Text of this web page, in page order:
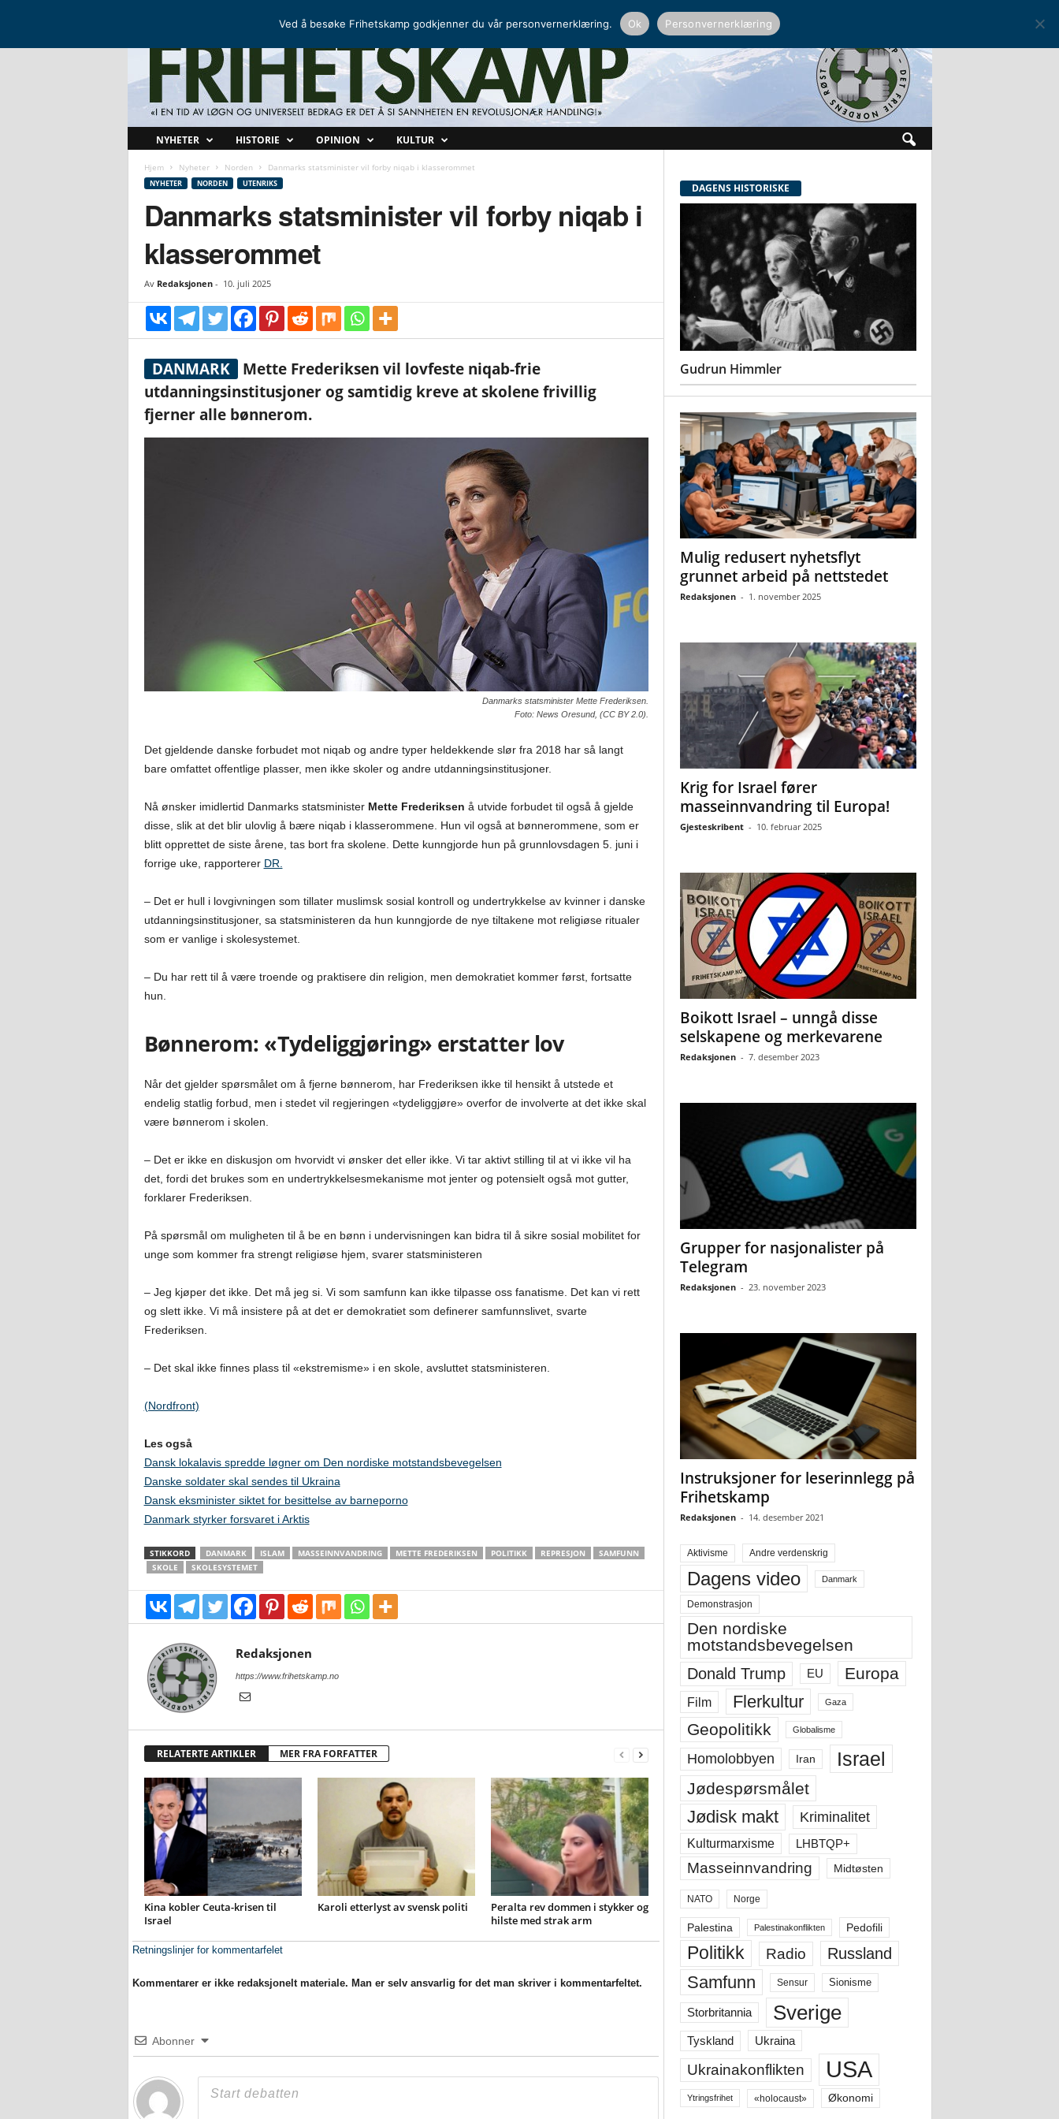
r
p
NYHETER HISTORIE OPINION KULTUR
Hjem Nyheter Norden Danmarks statsminister vil forby niqab i klasserommet
NYHETER NORDEN UTENRIKS
Danmarks statsminister vil forby niqab i
klasserommet
Av Redaksjonen- 10. juli 2025
DANMARK
Mette Frederiksen vil lovfeste niqab-frie
utdanningsinstitusjoner og samtidig kreve at skolene frivillig
fjerner alle bønnerom.
Danmarks statsminister Mette Frederiksen.
Foto: News Oresund, (CC BY 2.0).
Det gjeldende danske forbudet mot niqab og andre typer heldekkende slør fra 2018 har så langt
bare omfattet offentlige plasser, men ikke skoler og andre utdanningsinstitusjoner.
Nå ønsker imidlertid Danmarks statsminister Mette Frederiksen å utvide forbudet til også å gjelde
disse, slik at det blir ulovlig å bære niqab i klasserommene. Hun vil også at bønnerommene, som er
blitt opprettet de siste årene, tas bort fra skolene. Dette kunngjorde hun på grunnlovsdagen 5. juni i
forrige uke, rapporterer DR.
– Det er hull i lovgivningen som tillater muslimsk sosial kontroll og undertrykkelse av kvinner i danske
utdanningsinstitusjoner, sa statsministeren da hun kunngjorde de nye tiltakene mot religiøse ritualer
som er vanlige i skolesystemet.
– Du har rett til å være troende og praktisere din religion, men demokratiet kommer først, fortsatte
hun.
Bønnerom: «Tydeliggjøring» erstatter lov
Når det gjelder spørsmålet om å fjerne bønnerom, har Frederiksen ikke til hensikt å utstede et
endelig statlig forbud, men i stedet vil regjeringen «tydeliggjøre» overfor de involverte at det ikke skal
være bønnerom i skolen.
– Det er ikke en diskusjon om hvorvidt vi ønsker det eller ikke. Vi tar aktivt stilling til at vi ikke vil ha
det, fordi det brukes som en undertrykkelsesmekanisme mot jenter og potensielt også mot gutter,
forklarer Frederiksen.
På spørsmål om muligheten til å be en bønn i undervisningen kan bidra til å sikre sosial mobilitet for
unge som kommer fra strengt religiøse hjem, svarer statsministeren
– Jeg kjøper det ikke. Det må jeg si. Vi som samfunn kan ikke tilpasse oss fanatisme. Det kan vi rett
og slett ikke. Vi må insistere på at det er demokratiet som definerer samfunnslivet, svarte
Frederiksen.
– Det skal ikke finnes plass til «ekstremisme» i en skole, avsluttet statsministeren.
(Nordfront)
Les også
Dansk lokalavis spredde løgner om Den nordiske motstandsbevegelsen
Danske soldater skal sendes til Ukraina
Dansk eksminister siktet for besittelse av barneporno
Danmark styrker forsvaret i Arktis
STIKKORD DANMARK ISLAM MASSEINNVANDRING METTE FREDERIKSEN POLITIKK REPRESJON
SAMFUNN
SKOLE
SKOLESYSTEMET
Redaksjonen
https://www.frihetskamp.no
RELATERTE ARTIKLER MER FRA FORFATTER
Kina kobler Ceuta-krisen til
Israel
Karoli etterlyst av svensk politi
Peralta rev dommen i stykker og
hilste med strak arm
Retningslinjer for kommentarfelet
Kommentarer er ikke redaksjonelt materiale. Man er selv ansvarlig for det man skriver i kommentarfeltet.
Abonner
DAGENS HISTORISKE
Gudrun Himmler
Mulig redusert nyhetsflyt
grunnet arbeid på nettstedet
Redaksjonen - 1. november 2025
Krig for Israel fører
masseinnvandring til Europa!
Gjesteskribent - 10. februar 2025
Boikott Israel – unngå disse
selskapene og merkevarene
Redaksjonen - 7. desember 2023
Grupper for nasjonalister på
Telegram
Redaksjonen - 23. november 2023
Instruksjoner for leserinnlegg på
Frihetskamp
Redaksjonen - 14. desember 2021
Aktivisme Andre verdenskrig
Dagens video Danmark
Demonstrasjon
Den nordiske
motstandsbevegelsen
Donald Trump EU Europa
Film Flerkultur Gaza
Geopolitikk Globalisme
Homolobbyen Iran Israel
Jødespørsmålet
Jødisk makt Kriminalitet
Kulturmarxisme LHBTQP+
Masseinnvandring Midtøsten
NATO Norge
Palestina Palestinakonflikten Pedofili
Politikk Radio Russland
Samfunn Sensur Sionisme
Storbritannia Sverige
Tyskland Ukraina
Ukrainakonflikten USA
Ytringsfrihet «holocaust» Økonomi
Ved å besøke Frihetskamp godkjenner du vår personvernerklæring. Ok Personvernerklæring